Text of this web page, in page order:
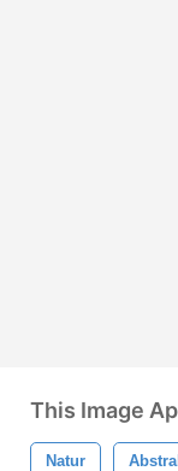
This Image
Natur